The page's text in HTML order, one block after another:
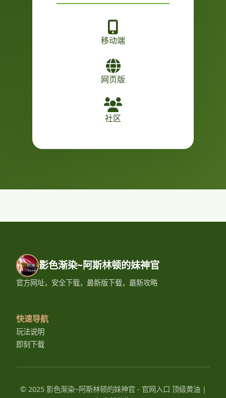
移动端
网页版
社区
影色渐染~阿斯林顿的妹神官
官方网址，安全下载，最新版下载，最新攻略
快速导航
玩法说明
即刻下载
© 2025 影色渐染~阿斯林顿的妹神官 - 官网入口 顶级黄油 |